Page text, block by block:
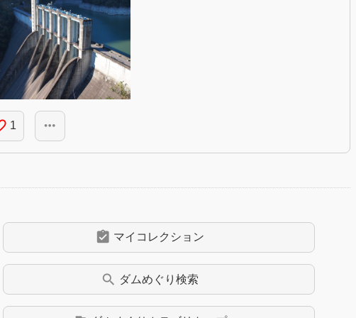
1 more_horiz
assignment_turned_in マイコレクション
search ダムめぐり検索